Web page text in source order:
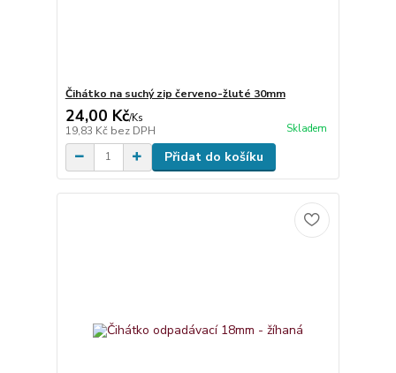
Čihátko na suchý zip červeno-žluté 30mm
24,00 Kč/Ks
19,83 Kč bez DPH Skladem
Přidat do košíku